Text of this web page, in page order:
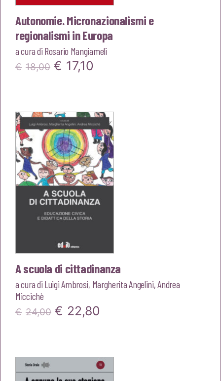
Autonomie. Micronazionalismi e
regionalismi in Europa
a cura di Rosario Mangiameli
€ 18,00 Il
era:
€18,00.
€ 17,10
è:
€17,10.
A scuola di cittadinanza
a cura di Luigi Ambrosi, Margherita Angelini,Andrea
Miccichè
€ 24,00 Il
€ 22,80
è: